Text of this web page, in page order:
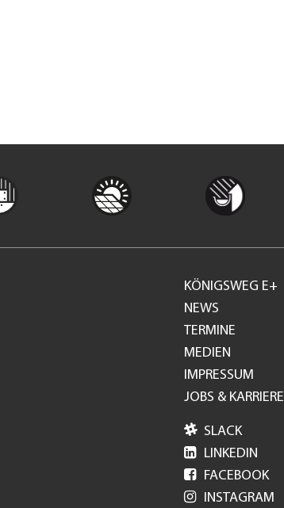
Footer
GH
KÖNIGSWEG E+
NEWS
TERMINE
MEDIEN
IMPRESSUM
JOBS & KARRIERE
 SLACK
 LINKEDIN
 FACEBOOK
 INSTAGRAM